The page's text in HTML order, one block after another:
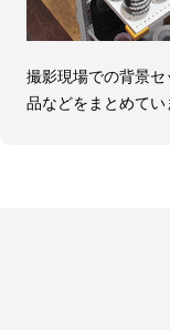
撮影現場での背景
品などをまとめてい